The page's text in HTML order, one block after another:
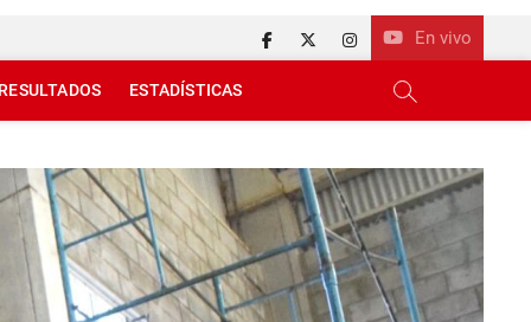
En vivo
facebook
twitterinstagram
RESULTADOS ESTADÍSTICAS